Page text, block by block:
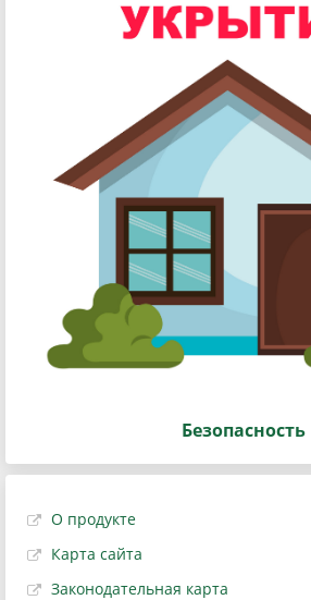
Безопасность
О продукте
Карта сайта
Законодательная карта